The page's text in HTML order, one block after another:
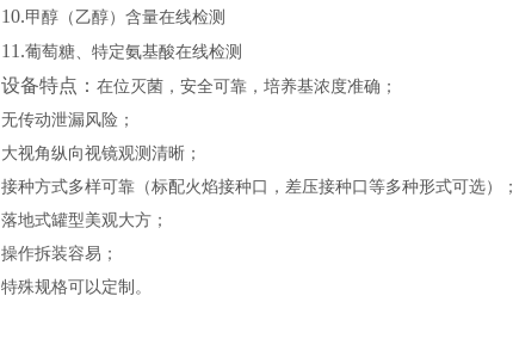
10.甲醇（乙醇）含量在线检测
11.葡萄糖、特定氨基酸在线检测
设备特点： 在位灭菌，安全可靠，培养基浓度准确；
无传动泄漏风险；
大视角纵向视镜观测清晰；
接种方式多样可靠（标配火焰接种口，差压接种口等多种形式可选）；
落地式罐型美观大方；
操作拆装容易；
特殊规格可以定制。